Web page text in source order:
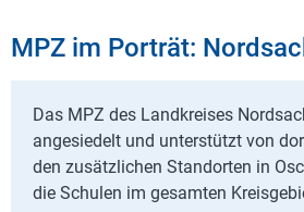
MPZ im Porträt:
Das MPZ des Landkreises
angesiedelt und unterstützt von
den zusätzlichen Standorten in
die Schulen im gesamten